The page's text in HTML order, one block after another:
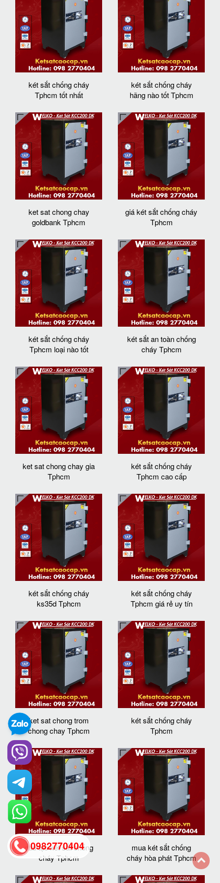
két sắt chống cháy
Tphcm tốt nhất
két sắt chống cháy
hãng nào tốt Tphcm
ket sat chong chay
goldbank Tphcm
giá két sắt chống cháy
Tphcm
két sắt chống cháy
Tphcm loại nào tốt
két sắt an toàn chống
cháy Tphcm
ket sat chong chay gia
Tphcm
két sắt chống cháy
Tphcm cao cấp
két sắt chống cháy
ks35d Tphcm
két sắt chống cháy
Tphcm giá rẻ uy tín
ket sat chong trom
chong chay Tphcm
két sắt chống cháy
Tphcm
cấu tạo két sắt chống
cháy Tphcm
mua két sắt chống
cháy hòa phát Tphcm
0982770404
back